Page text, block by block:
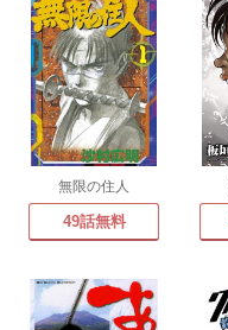
無限の住人
49話無料